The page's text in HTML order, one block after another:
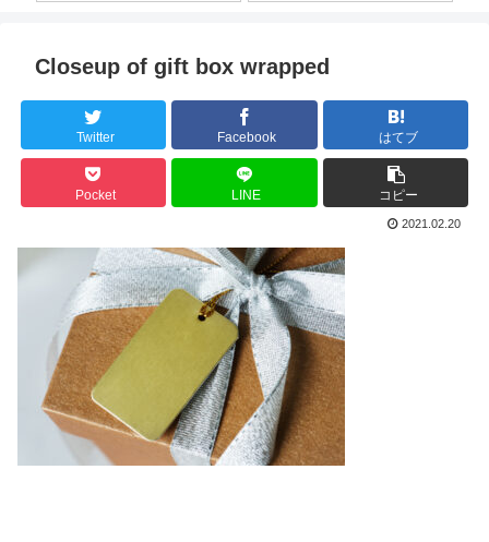
Closeup of gift box wrapped
Twitter Facebook はてブ
Pocket LINE コピー
2021.02.20